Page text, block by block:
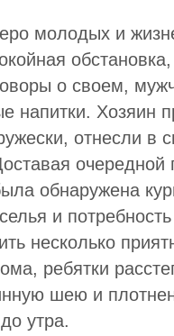
молодых и
о своем,
напитки. Хозяин
отнесли в
очередной
обнаружена
и
несколько
ребятки
шею и
утра.